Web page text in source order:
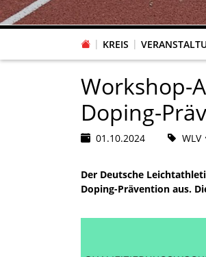
KREIS
Workshop-
Doping-
01.10.2024 WLV
Der Deutsche
Doping-Prävention aus.